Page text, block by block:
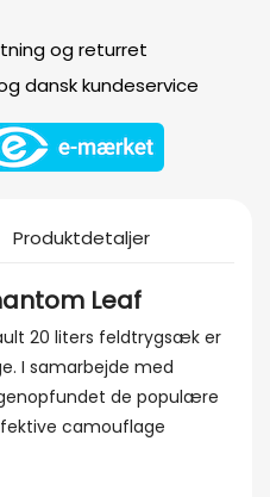
og returret
dansk kundeservice
Produktdetaljer
Leaf
20 liters feldtrygsæk er
I samarbejde med
de populære
camouflage